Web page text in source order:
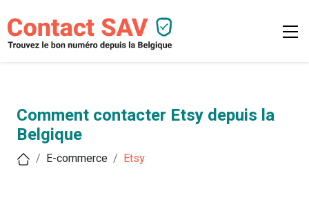
Comment contacter Etsy depuis la
Belgique
E-commerce Etsy